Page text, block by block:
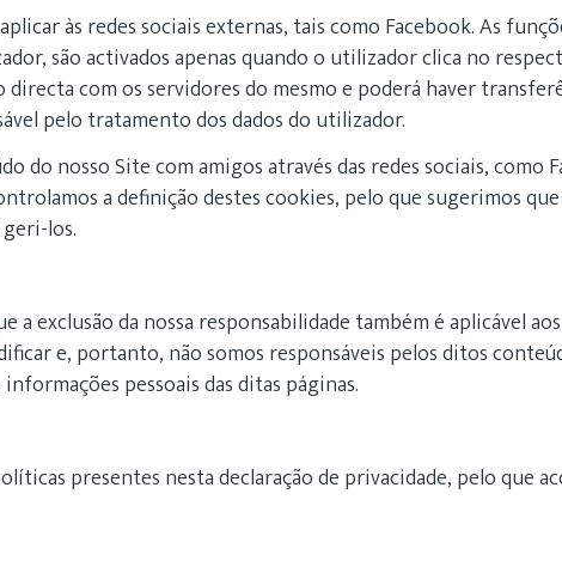
às redes sociais externas, tais como Facebook. As
são activados apenas quando o utilizador clica no
directa com os servidores do mesmo e poderá haver
pelo tratamento dos dados do utilizador.
do nosso Site com amigos através das redes sociais,
a definição destes cookies, pelo que sugerimos
los.
a exclusão da nossa responsabilidade também é aplicável
e, portanto, não somos responsáveis pelos ditos
pessoais das ditas páginas.
presentes nesta declaração de privacidade, pelo que